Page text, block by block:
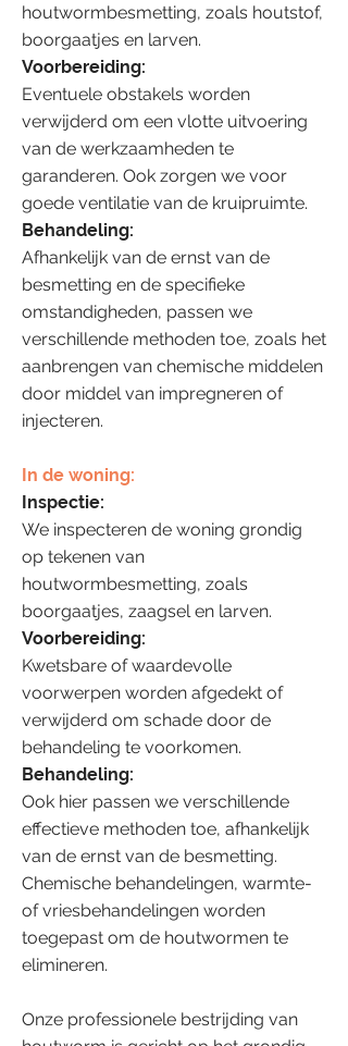
houtwormbesmetting, zoals houtstof,
boorgaatjes en larven.
Voorbereiding:
Eventuele obstakels worden
verwijderd om een vlotte uitvoering
van de werkzaamheden te
garanderen. Ook zorgen we voor
goede ventilatie van de kruipruimte.
Behandeling:
Afhankelijk van de ernst van de
besmetting en de specifieke
omstandigheden, passen we
verschillende methoden toe, zoals het
aanbrengen van chemische middelen
door middel van impregneren of
injecteren.
In de woning:
Inspectie:
We inspecteren de woning grondig
op tekenen van
houtwormbesmetting, zoals
boorgaatjes, zaagsel en larven.
Voorbereiding:
Kwetsbare of waardevolle
voorwerpen worden afgedekt of
verwijderd om schade door de
behandeling te voorkomen.
Behandeling:
Ook hier passen we verschillende
effectieve methoden toe, afhankelijk
van de ernst van de besmetting.
Chemische behandelingen, warmte-
of vriesbehandelingen worden
toegepast om de houtwormen te
elimineren.
Onze professionele bestrijding van